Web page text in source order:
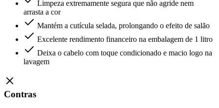
Limpeza extremamente segura que não agride nem
arrasta a cor
Mantém a cutícula selada, prolongando o efeito de salão
Excelente rendimento financeiro na embalagem de 1 litro
Deixa o cabelo com toque condicionado e macio logo na
lavagem
Contras